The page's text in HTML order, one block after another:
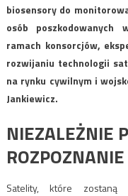
biosensory do
osób poszkodowanych
ramach konsorcjów,
rozwijaniu technologii
na rynku cywilnym i
Jankiewicz.
NIEZALEŻNIE
Satelity, które zostaną